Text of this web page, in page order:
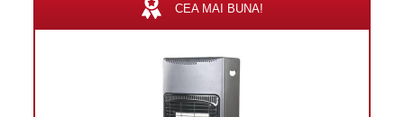
CEA MAI BUNA!